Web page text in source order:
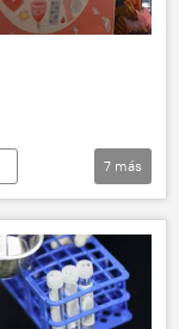
7 más